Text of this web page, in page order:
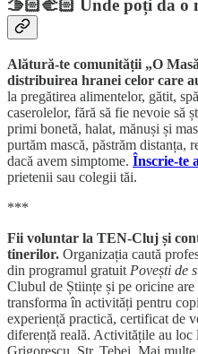
🫱🏻‍🫲🏻 Unde poți da o
Alătură-te comunității „O
distribuirea hranei celor care
la pregătirea alimentelor, gătit,
caserolelor, fără să fie nevoie să
primi bonetă, halat, mănuși și
purtăm mască, păstrăm distanța,
dacă avem simptome. Înscrie-te
prietenii sau colegii tăi.
***
Fii voluntar la TEN-Cluj și
tinerilor. Organizația caută
din programul gratuit Povești de
Clubul de Științe și pe oricine are
transforma în activități pentru
experiență practică, certificat de
diferență reală. Activitățile au
Grigorescu, Str. Tebei. Mai